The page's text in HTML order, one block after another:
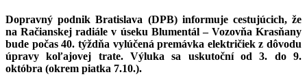
Dopravný podnik Bratislava (DPB) informuje cestujúcich, že
na Račianskej radiále v úseku Blumentál – Vozovňa Krasňany
bude počas 40. týždňa vylúčená premávka električiek z dôvodu
úpravy koľajovej trate. Výluka sa uskutoční od 3. do 9.
októbra (okrem piatka 7.10.).